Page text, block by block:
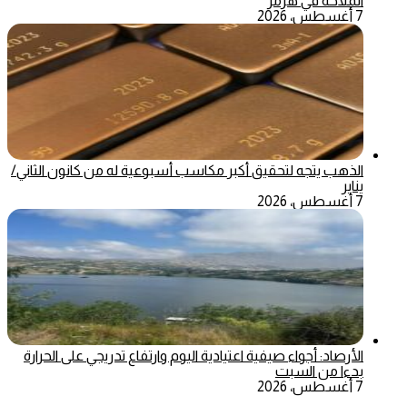
7 أغسطس، 2026
الذهب يتجه لتحقيق أكبر مكاسب أسبوعية له من كانون الثاني/
يناير
7 أغسطس، 2026
الأرصاد: أجواء صيفية اعتيادية اليوم وارتفاع تدريجي على الحرارة
بدءا من السبت
7 أغسطس، 2026